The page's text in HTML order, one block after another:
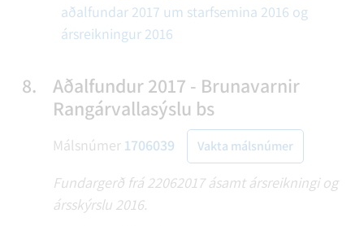
aðalfundar 2017 um starfsemina 2016 og
ársreikningur 2016
8.
Aðalfundur 2017 - Brunavarnir
Rangárvallasýslu bs
Málsnúmer 1706039 Vakta málsnúmer
Fundargerð frá 22062017 ásamt ársreikningi og
ársskýrslu 2016.